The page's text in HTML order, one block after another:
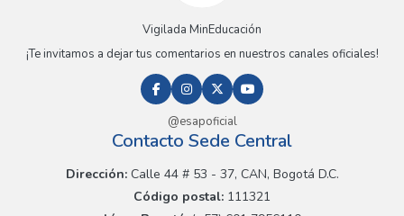
Vigilada MinEducación
¡Te invitamos a dejar tus comentarios en nuestros canales oficiales!
@esapoficial
Contacto Sede Central
Dirección:Calle 44 # 53 - 37, CAN, Bogotá D.C.
Código postal: 111321